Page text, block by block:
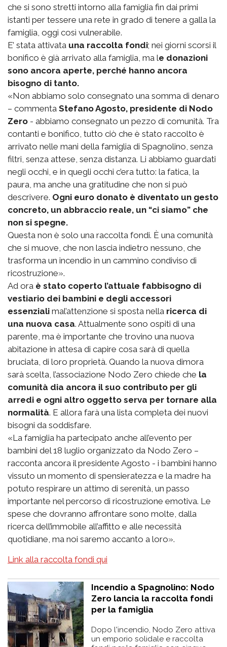
che si sono stretti intorno alla famiglia fin dai primi
istanti per tessere una rete in grado di tenere a galla la
famiglia, oggi così vulnerabile.
E’ stata attivata una raccolta fondi; nei giorni scorsi il
bonifico è già arrivato alla famiglia, ma le donazioni
sono ancora aperte, perché hanno ancora
bisogno di tanto.
«Non abbiamo solo consegnato una somma di denaro
– commenta Stefano Agosto, presidente di Nodo
Zero - abbiamo consegnato un pezzo di comunità. Tra
contanti e bonifico, tutto ciò che è stato raccolto è
arrivato nelle mani della famiglia di Spagnolino, senza
filtri, senza attese, senza distanza. Li abbiamo guardati
negli occhi, e in quegli occhi c’era tutto: la fatica, la
paura, ma anche una gratitudine che non si può
descrivere. Ogni euro donato è diventato un gesto
concreto, un abbraccio reale, un “ci siamo” che
non si spegne.
Questa non è solo una raccolta fondi. È una comunità
che si muove, che non lascia indietro nessuno, che
trasforma un incendio in un cammino condiviso di
ricostruzione».
Ad ora è stato coperto l’attuale fabbisogno di
vestiario dei bambini e degli accessori
essenziali mal’attenzione si sposta nella ricerca di
una nuova casa. Attualmente sono ospiti di una
parente, ma è importante che trovino una nuova
abitazione in attesa di capire cosa sarà di quella
bruciata, di loro proprietà. Quando la nuova dimora
sarà scelta, l’associazione Nodo Zero chiede che la
comunità dia ancora il suo contributo per gli
arredi e ogni altro oggetto serva per tornare alla
normalità. E allora farà una lista completa dei nuovi
bisogni da soddisfare.
«La famiglia ha partecipato anche all’evento per
bambini del 18 luglio organizzato da Nodo Zero –
racconta ancora il presidente Agosto - i bambini hanno
vissuto un momento di spensieratezza e la madre ha
potuto respirare un attimo di serenità, un passo
importante nel percorso di ricostruzione emotiva. Le
spese che dovranno affrontare sono molte, dalla
ricerca dell’immobile all’affitto e alle necessità
quotidiane, ma noi saremo accanto a loro».
Link alla raccolta fondi qui
Incendio a Spagnolino: Nodo
Zero lancia la raccolta fondi
per la famiglia
Dopo l'incendio, Nodo Zero attiva
un emporio solidale e raccolta